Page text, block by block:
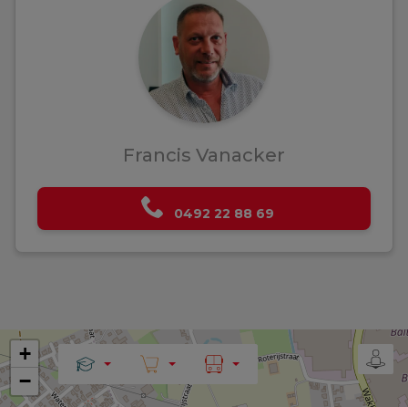
Francis Vanacker
0492 22 88 69
+
−